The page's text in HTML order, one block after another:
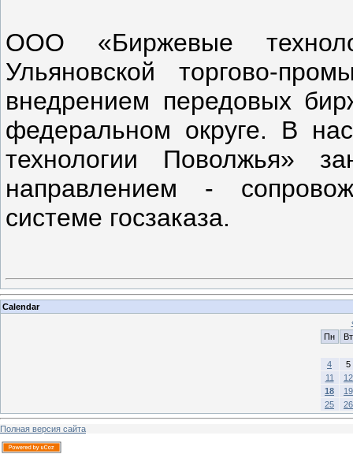
ООО «Биржевые
Ульяновской торгово-
внедрением передовых
федеральном округе. В
технологии Поволжья»
направлением -
системе госзаказа.
Calendar
Пн
Вт
4
5
11
12
18
19
25
26
Полная версия сайта